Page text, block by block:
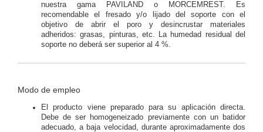
nuestra gama PAVILAND o MORCEMREST. Es
recomendable el fresado y/o lijado del soporte con el
objetivo de abrir el poro y desincrustar materiales
adheridos: grasas, pinturas, etc. La humedad residual del
soporte no deberá ser superior al 4 %.
Modo de empleo
El producto viene preparado para su aplicación directa.
Debe de ser homogeneizado previamente con un batidor
adecuado, a baja velocidad, durante aproximadamente dos